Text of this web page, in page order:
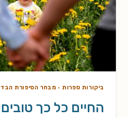
ביקורות ספרות· מבחר הסיפורת
החיים כל כך